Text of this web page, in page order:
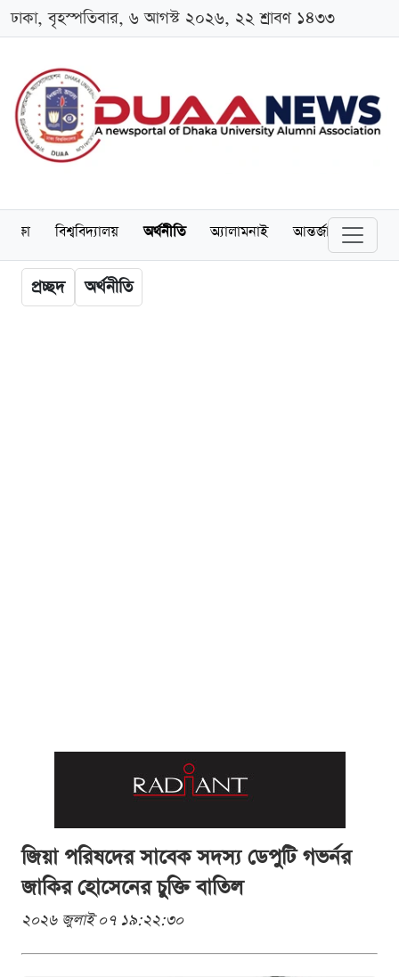
ঢাকা, বৃহস্পতিবার, ৬ আগস্ট ২০২৬, ২২ শ্রাবণ ১৪৩৩
শিক্ষা বিশ্ববিদ্যালয় অর্থনীতি অ্যালামনাই আন্তর্জাতিক
প্রচ্ছদ অর্থনীতি
জিয়া পরিষদের সাবেক সদস্য ডেপুটি গভর্নর
জাকির হোসেনের চুক্তি বাতিল
২০২৬ জুলাই ০৭ ১৯:২২:৩০